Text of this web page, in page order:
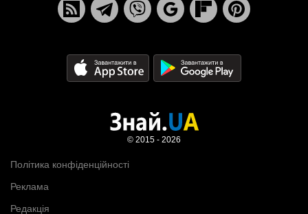
Політика конфіденційності
Реклама
Редакція
© 2015 - 2026